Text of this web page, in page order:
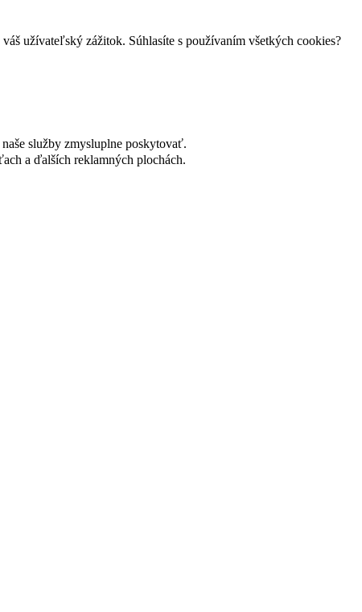
užívateľský zážitok. Súhlasíte s používaním všetkých cookies?
služby zmysluplne poskytovať.
a ďalších reklamných plochách.